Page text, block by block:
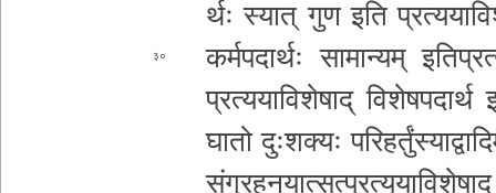
र्थः स्यात् गुण इति
३०
क­र्म­प­दा­र्थः सा­मा­न्य­म्
प्रत्ययावि­शे­षा­द्
घा­तो दुःशक्यः